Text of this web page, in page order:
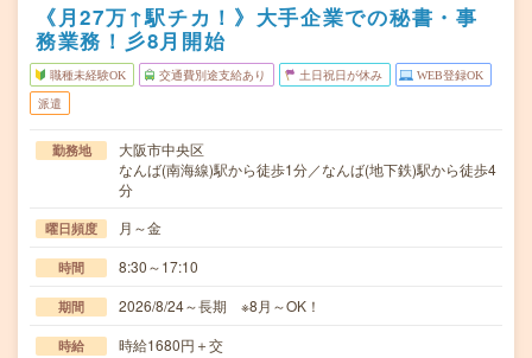
《月27万↑駅チカ！》大手企業での秘書・事
務業務！彡8月開始
職種未経験OK 交通費別途支給あり 土日祝日が休み WEB登録OK
派遣
勤務地
大阪市中央区
なんば(南海線)駅から徒歩1分／なんば(地下鉄)駅から徒歩4
分
曜日頻度 月～金
時間 8:30～17:10
期間 2026/8/24～長期 ※8月～OK！
時給 時給1680円＋交